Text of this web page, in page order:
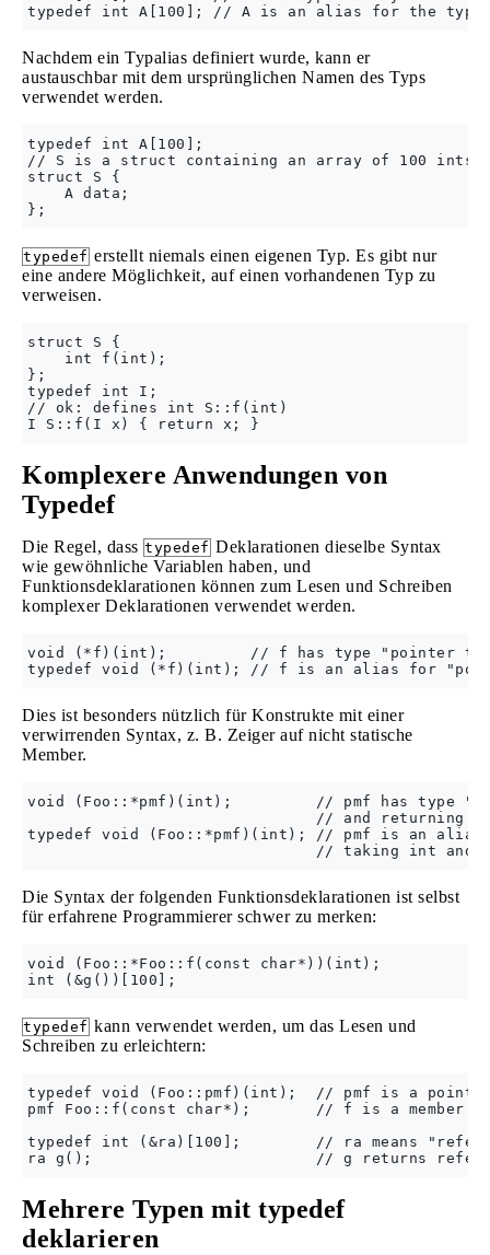
Nachdem ein Typalias definiert wurde, kann er
austauschbar mit dem ursprünglichen Namen des Typs
verwendet werden.
typedef int A[100];
// S is a struct containing an array of 100 ints
struct S {
    A data;
typedef erstellt niemals einen eigenen Typ. Es gibt nur
eine andere Möglichkeit, auf einen vorhandenen Typ zu
verweisen.
struct S {
    int f(int);
};
typedef int I;
// ok: defines int S::f(int)
Komplexere Anwendungen von
Typedef
Die Regel, dass typedef Deklarationen dieselbe Syntax
wie gewöhnliche Variablen haben, und
Funktionsdeklarationen können zum Lesen und Schreiben
komplexer Deklarationen verwendet werden.
void (*f)(int);         // f has type "pointer to
Dies ist besonders nützlich für Konstrukte mit einer
verwirrenden Syntax, z. B. Zeiger auf nicht statische
Member.
void (Foo::*pmf)(int);         // pmf has type
// and returning
typedef void (Foo::*pmf)(int); // pmf is an alias
Die Syntax der folgenden Funktionsdeklarationen ist selbst
für erfahrene Programmierer schwer zu merken:
void (Foo::*Foo::f(const char*))(int);
typedef kann verwendet werden, um das Lesen und
Schreiben zu erleichtern:
typedef void (Foo::pmf)(int);  // pmf is a pointer
pmf Foo::f(const char*);       // f is a member
typedef int (&ra)[100];        // ra means
Mehrere Typen mit typedef
deklarieren